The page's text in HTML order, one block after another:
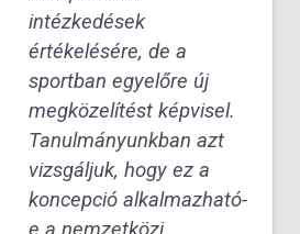
intézkedések
értékelésére, de a
sportban egyelőre új
megközelítést képvisel.
Tanulmányunkban azt
vizsgáljuk, hogy ez a
koncepció alkalmazható-